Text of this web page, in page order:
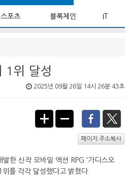
포츠 블록체인 IT
1위 달성
2025년 09월 26일 14시 26분 43초
페이지 주소복사
한 신작 모바일 액션 RPG ‘가디스오
를 각각 달성했다고 밝혔다.